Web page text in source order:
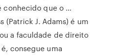
conhecido que o …
(Patrick J. Adams) é um
a faculdade de direito
consegue uma